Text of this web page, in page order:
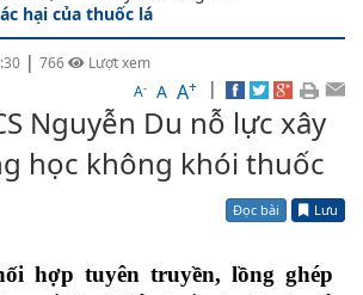
hại của thuốc lá
| 766
Lượt xem
A- A A+ |
Nguyễn Du nỗ lực xây
học không khói thuốc
Đọc bài Lưu
hợp tuyên truyền, lồng ghép